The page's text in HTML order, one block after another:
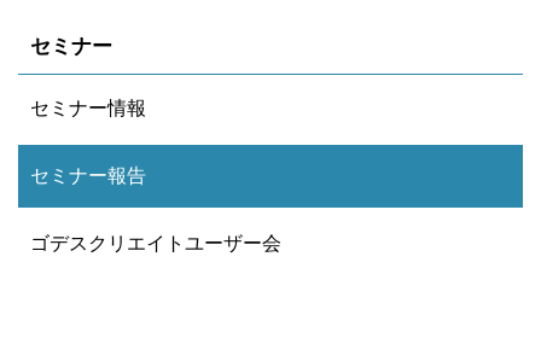
セミナー
セミナー情報
セミナー報告
ゴデスクリエイトユーザー会